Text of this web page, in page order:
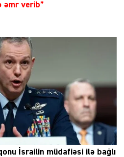
əmr verib”
İsrailin müdafiəsi ilə bağlı